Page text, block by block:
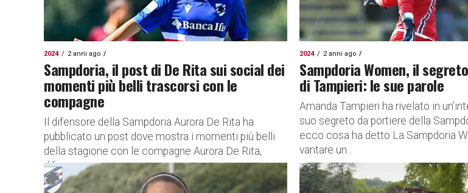
2024 2 anni ago
Sampdoria, il post di De Rita sui social dei
momenti più belli trascorsi con le
compagne
Il difensore della Sampdoria Aurora De Rita ha
pubblicato un post dove mostra i momenti più belli
della stagione con le compagne Aurora De Rita,
difensore...
2024 2 anni ago
Sampdoria Women, il
di Tampieri: le sue parole
Amanda Tampieri ha rivelato in
suo segreto da portiere della
ecco cosa ha detto La Sampdoria
vantare un...